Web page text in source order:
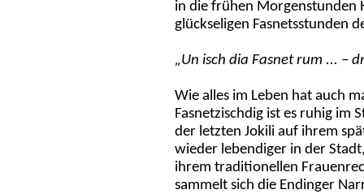
in die frühen Morgenstunden
glückseligen Fasnetsstunden
„Un isch dia Fasnet rum ... –
Wie alles im Leben hat auch
Fasnetzischdig ist es ruhig im
der letzten Jokili auf ihrem
wieder lebendiger in der
ihrem traditionellen
sammelt sich die Endinger